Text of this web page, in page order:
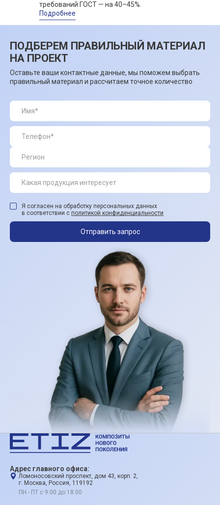
требований ГОСТ — на 40–45%.
Подробнее
ПОДБЕРЕМ ПРАВИЛЬНЫЙ МАТЕРИАЛ
НА ПРОЕКТ
Оставьте ваши контактные данные, мы поможем выбрать
правильный материал и рассчитаем точное количество
Я согласен на обработку персональных данных
в соответствии с политикой конфиденциальности
Отправить запрос
Адрес главного офиса:
Ломоносовский проспект, дом 43, корп. 2,
г. Москва, Россия, 119192
ПН - ПТ с 9:00 до 18:00